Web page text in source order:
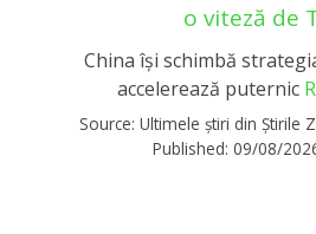
o viteză de
China își schimbă
accelerează puternic
Source: Ultimele știri din Știrile
Published: 09/08/